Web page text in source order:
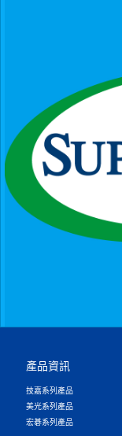
產品資訊
技嘉系列產品
美光系列產品
宏碁系列產品